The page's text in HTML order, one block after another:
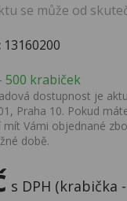
se může od
13160200
500 krabiček
dostupnost je
Praha 10. Pokud
Vámi objednané
době.
s DPH (krabička